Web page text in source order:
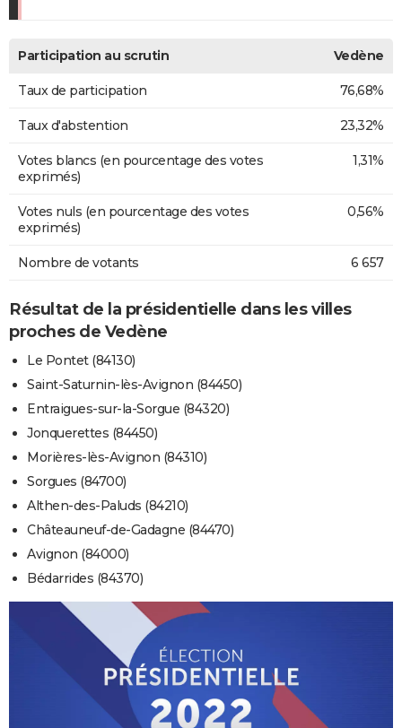
Participation au scrutin Vedène
Taux de participation 76,68%
Taux d'abstention 23,32%
Votes blancs (en pourcentage des votes
exprimés)
1,31%
Votes nuls (en pourcentage des votes
exprimés)
0,56%
Nombre de votants 6 657
Résultat de la présidentielle dans les villes
proches de Vedène
Le Pontet (84130)
Saint-Saturnin-lès-Avignon (84450)
Entraigues-sur-la-Sorgue (84320)
Jonquerettes (84450)
Morières-lès-Avignon (84310)
Sorgues (84700)
Althen-des-Paluds (84210)
Châteauneuf-de-Gadagne (84470)
Avignon (84000)
Bédarrides (84370)